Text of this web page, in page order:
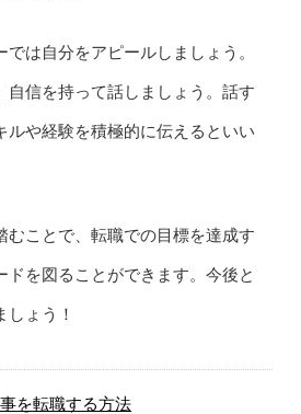
は自分をアピールしましょう。
自信を持って話しましょう。話す
ルや経験を積極的に伝えるといい
むことで、転職での目標を達成す
ドを図ることができます。今後と
しょう！
を転職する方法